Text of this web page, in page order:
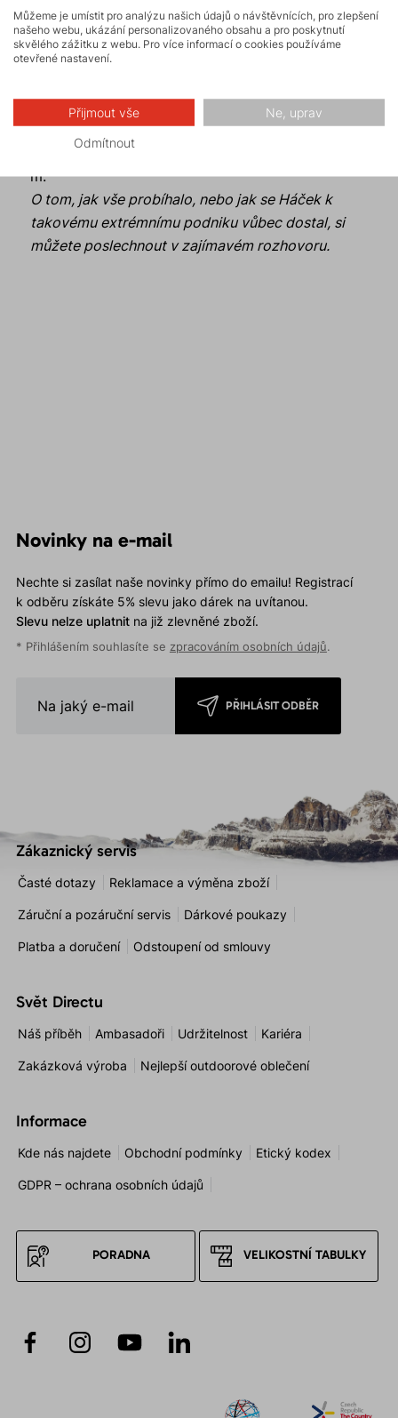
To se nakonec po 46letech podařilo Zdeňku
Hákovi z našeho test teamu
Jeho výkon byl oceněn na slavnostním
vyhlašováním Horolezce roku - "Háček" vyhrál v
kategorii NEJLEPŠÍ HORSKÝ VÝKON nad 6 000
m.
O tom, jak vše probíhalo, nebo jak se Háček k
takovému extrémnímu podniku vůbec dostal, si
můžete poslechnout v zajímavém rozhovoru.
Novinky na e-mail
Nechte si zasílat naše novinky přímo do emailu! Registrací
k odběru získáte 5% slevu jako dárek na uvítanou.
Slevu nelze uplatnitna již zlevněné zboží.
* Přihlášením souhlasíte se zpracováním osobních údajů.
PŘIHLÁSIT ODBĚR
Zákaznický servis
Časté dotazy Reklamace a výměna zboží
Záruční a pozáruční servis Dárkové poukazy
Platba a doručení Odstoupení od smlouvy
Svět Directu
Náš příběh Ambasadoři Udržitelnost Kariéra
Zakázková výroba Nejlepší outdoorové oblečení
Informace
Kde nás najdete Obchodní podmínky Etický kodex
GDPR – ochrana osobních údajů
PORADNA VELIKOSTNÍ TABULKY
Můžeme je umístit pro analýzu našich údajů o návštěvnících, pro zlepšení
našeho webu, ukázání personalizovaného obsahu a pro poskytnutí
skvělého zážitku z webu. Pro více informací o cookies používáme
otevřené nastavení.
Přijmout vše Ne, uprav
Odmítnout